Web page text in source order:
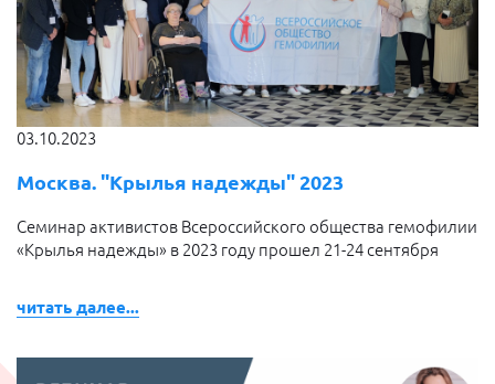
03.10.2023
Москва. "Крылья надежды" 2023
Семинар активистов Всероссийского общества гемофилии
«Крылья надежды» в 2023 году прошел 21-24 сентября
читать далее...